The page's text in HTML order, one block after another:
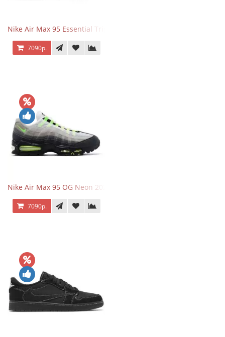
Nike Air Max 95 Essential Triple Black
7090р.
Nike Air Max 95 OG Neon 2025
7090р.